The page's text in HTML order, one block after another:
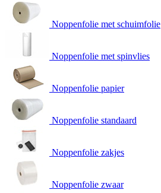
Noppenfolie met schuimfolie
Noppenfolie met spinvlies
Noppenfolie papier
Noppenfolie standaard
Noppenfolie zakjes
Noppenfolie zwaar